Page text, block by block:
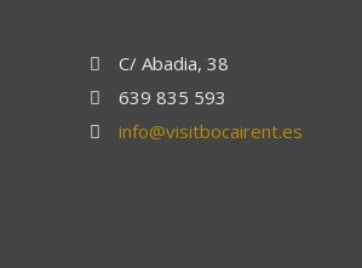
C/ Abadia, 38
639 835 593
info@visitbocairent.es